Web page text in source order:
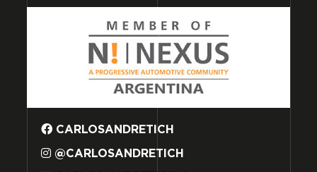
CARLOSANDRETICH
@CARLOSANDRETICH